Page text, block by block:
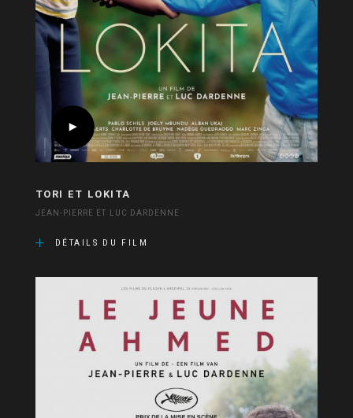
TORI ET LOKITA
JEAN-PIERRE ET LUC DARDENNE
DÉTAILS DU FILM